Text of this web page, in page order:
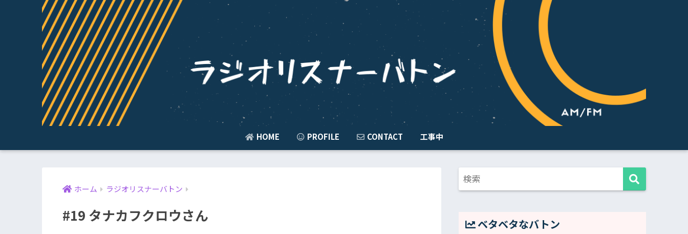
HOME PROFILE CONTACT 工事中
ホーム ラジオリスナーバトン
#19 タナカフクロウさん
ベタベタなバトン